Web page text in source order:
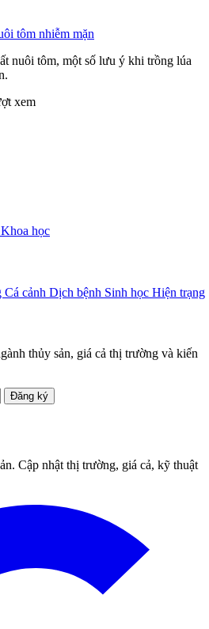
tôm nhiễm mặn
nuôi tôm, một số lưu ý khi trồng lúa
xem
Khoa học
Cá cảnh Dịch bệnh Sinh học Hiện trạng
thủy sản, giá cả thị trường và kiến
Đăng ký
Cập nhật thị trường, giá cả, kỹ thuật